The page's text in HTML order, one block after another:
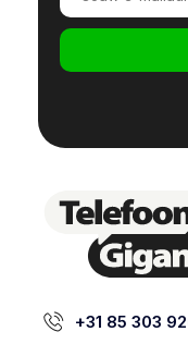
+31 85 303